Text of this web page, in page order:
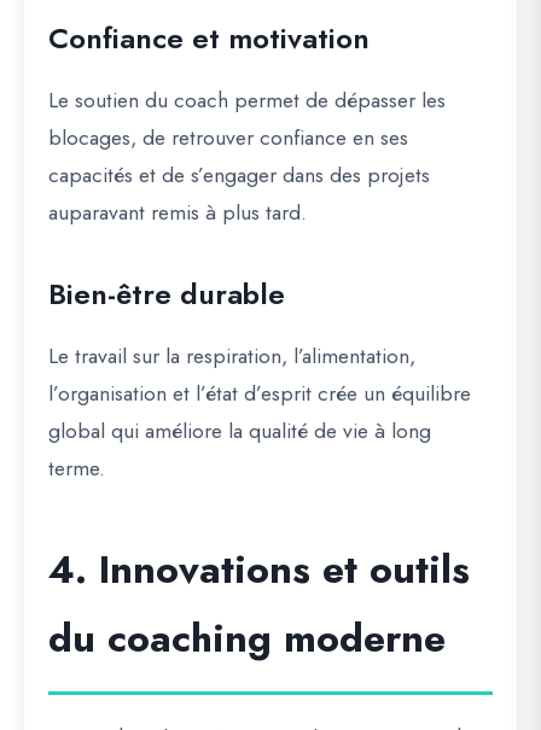
Confiance et motivation
Le soutien du coach permet de dépasser les
blocages, de retrouver confiance en ses
capacités et de s’engager dans des projets
auparavant remis à plus tard.
Bien-être durable
Le travail sur la respiration, l’alimentation,
l’organisation et l’état d’esprit crée un équilibre
global qui améliore la qualité de vie à long
terme.
4. Innovations et outils
du coaching moderne